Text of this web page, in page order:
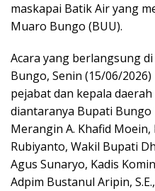
maskapai Batik Air yang
Muaro Bungo (BUU).
Acara yang berlangsung
Bungo, Senin (15/06/
pejabat dan kepala
diantaranya Bupati Bungo
Merangin A. Khafid
Rubiyanto, Wakil Bupati
Agus Sunaryo, Kadis
Adpim Bustanul Aripin,